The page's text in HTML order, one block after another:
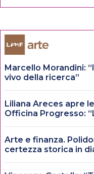
Marcello Morandini:
vivo della ricerca”
Liliana Areces apre
Officina Progresso:
Arte e finanza.
certezza storica in